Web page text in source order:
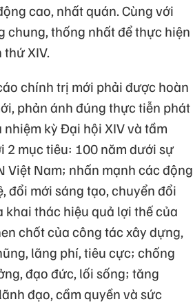
cao, nhất quán. Cùng với
chung, thống nhất để thực hiện
XIV.
chính trị mới phải được hoàn
phản ánh đúng thực tiễn phát
kỳ Đại hội XIV và tầm
2 mục tiêu: 100 năm dưới sự
Việt Nam; nhấn mạnh các động
đổi mới sáng tạo, chuyển đổi
thác hiệu quả lợi thế của
chốt của công tác xây dựng,
lãng phí, tiêu cực; chống
đạo đức, lối sống; tăng
đạo, cầm quyền và sức